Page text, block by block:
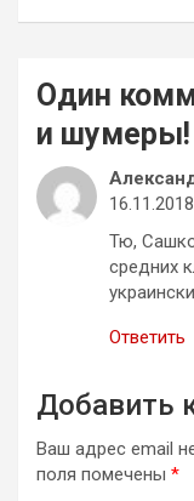
Один
и шумеры!
Тю,
средних
Ответить
Добавить
Ваш адрес email
поля помечены *